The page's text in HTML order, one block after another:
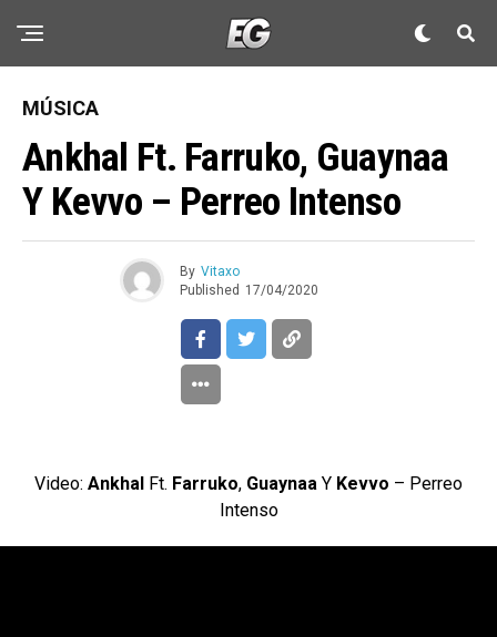
MÚSICA
Ankhal Ft. Farruko, Guaynaa
Y Kevvo – Perreo Intenso
By Vitaxo
Published 17/04/2020
Video: Ankhal Ft. Farruko, Guaynaa Y Kevvo – Perreo
Intenso